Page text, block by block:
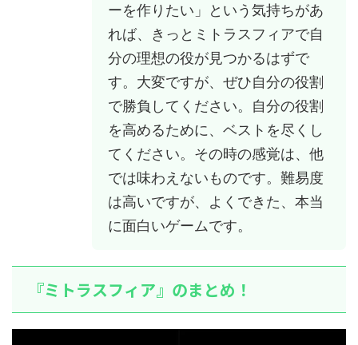
ーを作りたい」という気持ちがあ
れば、きっとミトラスフィアで自
分の理想の役が見つかるはずで
す。大変ですが、ぜひ自分の役割
で勝負してください。自分の役割
を高めるために、ベストを尽くし
てください。その時の感覚は、他
では味わえないものです。難易度
は高いですが、よくできた、本当
に面白いゲームです。
『ミトラスフィア』のまとめ！